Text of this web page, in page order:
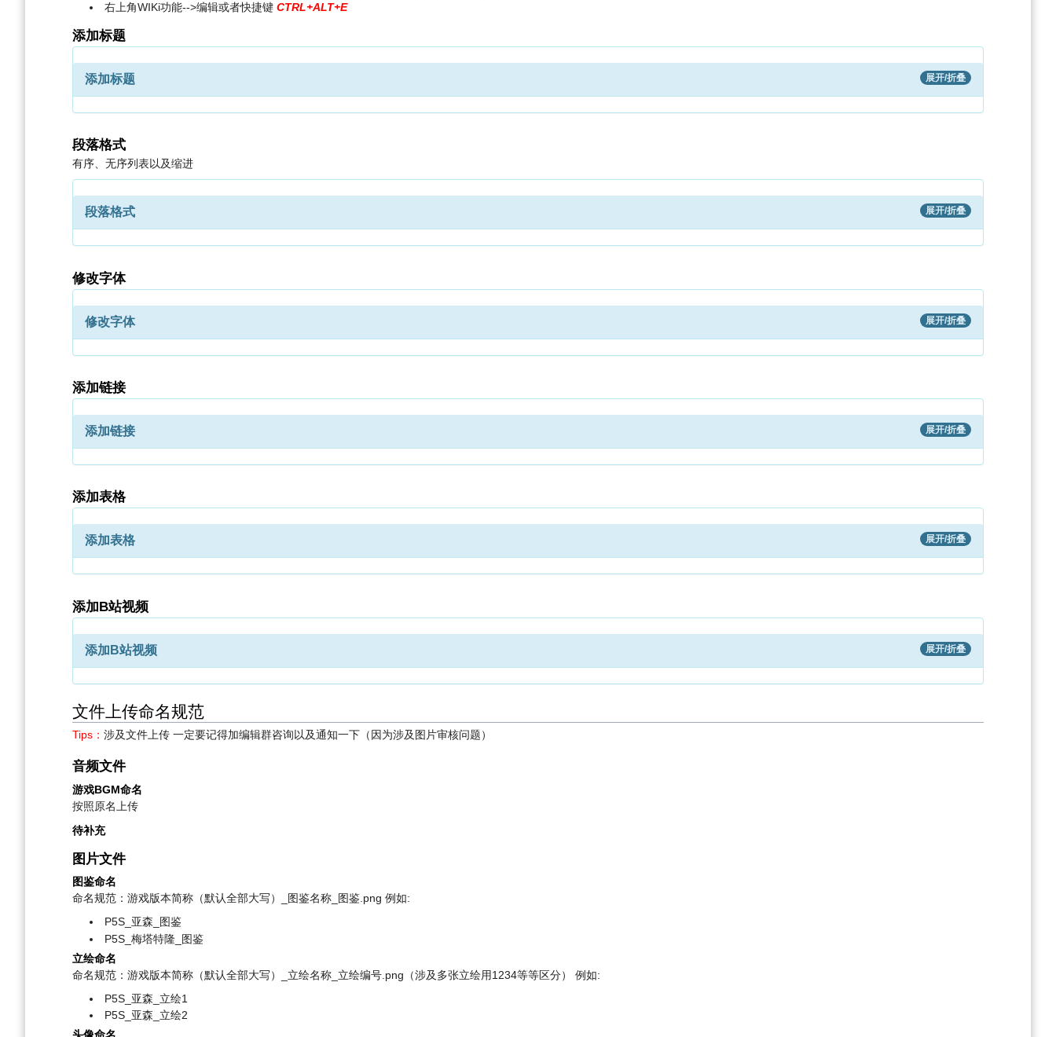
右上角WIKi功能-->编辑或者快捷键CTRL+ALT+E
添加标题
添加标题 展开/折叠
段落格式
有序、无序列表以及缩进
段落格式 展开/折叠
修改字体
修改字体 展开/折叠
添加链接
添加链接 展开/折叠
添加表格
添加表格 展开/折叠
添加B站视频
添加B站视频 展开/折叠
文件上传命名规范
Tips： 涉及文件上传 一定要记得加编辑群咨询以及通知一下（因为涉及图片审核问题）
音频文件
游戏BGM命名
按照原名上传
待补充
图片文件
图鉴命名
命名规范：游戏版本简称（默认全部大写）_图鉴名称_图鉴.png 例如:
P5S_亚森_图鉴
P5S_梅塔特隆_图鉴
立绘命名
命名规范：游戏版本简称（默认全部大写）_立绘名称_立绘编号.png（涉及多张立绘用1234等等区分） 例如:
P5S_亚森_立绘1
P5S_亚森_立绘2